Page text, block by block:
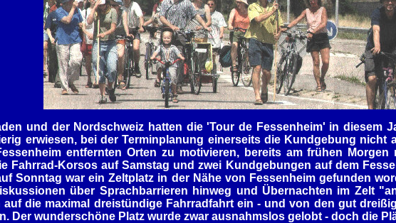
und der Nordschweiz hatten die 'Tour de Fessenheim' in diesem
erwiesen, bei der Terminplanung einerseits die Kundgebung nicht
entfernten Orten zu motivieren, bereits am frühen
Fahrrad-Korsos auf Samstag und zwei Kundgebungen auf dem
Sonntag war ein Zeltplatz in der Nähe von Fessenheim gefunden
über Sprachbarrieren hinweg und Übernachten im Zelt
die maximal dreistündige Fahrradfahrt ein - und von den gut
Der wunderschöne Platz wurde zwar ausnahmslos gelobt - doch die